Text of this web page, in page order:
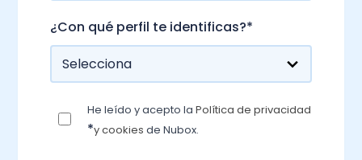
¿Con qué perfil te identificas?*
He leído y acepto laPolítica de privacidad
y cookies de Nubox.
*